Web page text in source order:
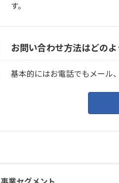
す。
お問い合わせ方法はどの
基本的にはお電話でもメール